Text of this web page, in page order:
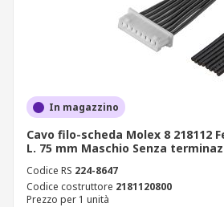
In magazzino
Cavo filo-scheda Molex 8 218112
L. 75 mm Maschio Senza
Codice RS 224-8647
Codice costruttore 2181120800
Prezzo per 1 unità